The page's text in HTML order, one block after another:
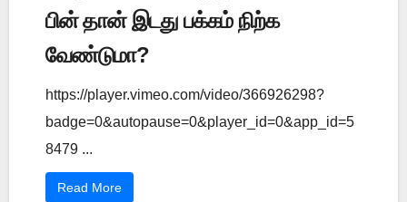
பின் தான் இடது பக்கம் நிற்க
வேண்டுமா?
https://player.vimeo.com/video/366926298?
badge=0&autopause=0&player_id=0&app_id=5
8479 ...
Read More